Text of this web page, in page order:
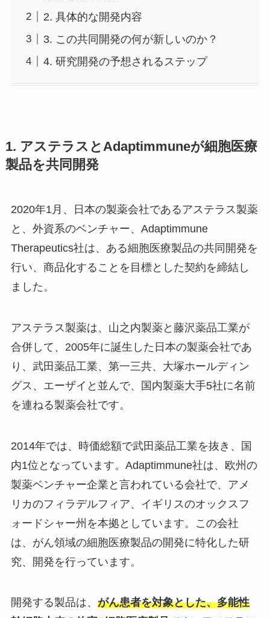
2. 具体的な開発内容
3. この共同開発の何が新しいのか？
4. 研究開発の予想されるステップ
1. アステラスとAdaptimmuneが細胞医療
製品を共同開発
2020年1月、日本の製薬会社であるアステラス製薬
と、外資系のベンチャー、Adaptimmune
Therapeutics社は、ある細胞医療製品の共同開発を
行い、商品化することを目標とした契約を締結し
ました。
アステラス製薬は、山之内製薬と藤沢薬品工業が
合併して、2005年に誕生した日本の製薬会社であ
り、武田薬品工業、第一三共、大塚ホールディン
グス、エーザイと並んで、国内製薬大手5社に名前
を連ねる製薬会社です。
2014年では、時価総額で武田薬品工業を抜き、国
内1位となっています。Adaptimmune社は、欧州の
製薬ベンチャー企業と言われている会社で、アメ
リカのフィラデルフィア、イギリスのオックスフ
ォードシャー州を本拠としています。この会社
は、がん領域の細胞医療製品の開発に特化した研
究、開発を行っています。
開発する製品は、 がん患者を対象とした、多能性